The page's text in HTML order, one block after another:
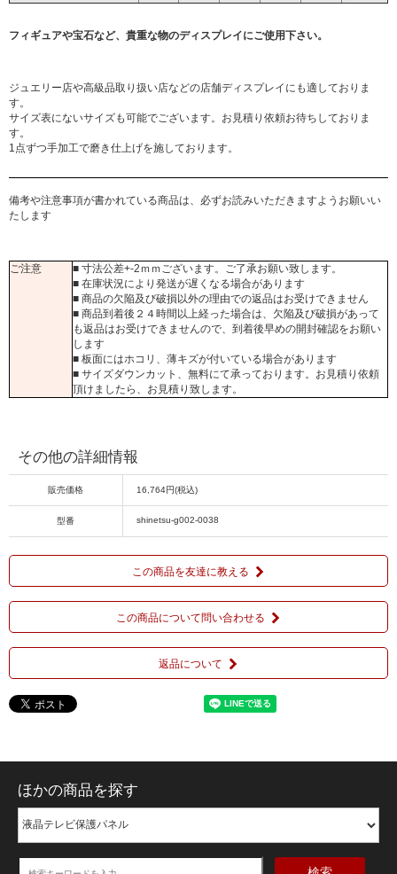
フィギュアや宝石など、貴重な物のディスプレイにご使用下さい。
ジュエリー店や高級品取り扱い店などの店舗ディスプレイにも適しておりま
す。
サイズ表にないサイズも可能でございます。お見積り依頼お待ちしておりま
す。
1点ずつ手加工で磨き仕上げを施しております。
備考や注意事項が書かれている商品は、必ずお読みいただきますようお願いい
たします
ご注意
■ 寸法公差+-2ｍｍございます。ご了承お願い致します。
■ 在庫状況により発送が遅くなる場合があります
■ 商品の欠陥及び破損以外の理由での返品はお受けできません
■ 商品到着後２４時間以上経った場合は、欠陥及び破損があって
も返品はお受けできませんので、到着後早めの開封確認をお願い
します
■ 板面にはホコリ、薄キズが付いている場合があります
■ サイズダウンカット、無料にて承っております。お見積り依頼
頂けましたら、お見積り致します。
その他の詳細情報
販売価格 16,764円(税込)
型番 shinetsu-g002-0038
この商品を友達に教える
この商品について問い合わせる
返品について
ほかの商品を探す